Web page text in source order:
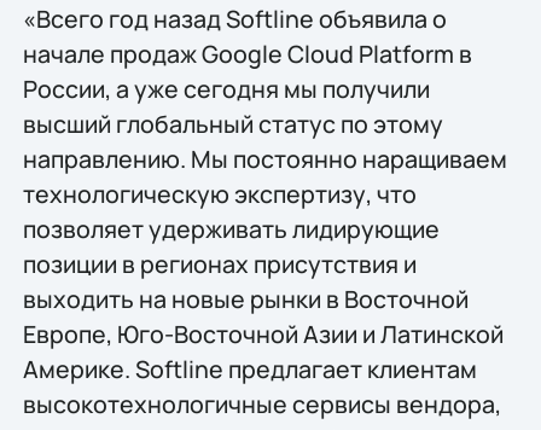
«Всего год назад Softline объявила о
начале продаж Google Cloud Platform в
России, а уже сегодня мы получили
высший глобальный статус по этому
направлению. Мы постоянно наращиваем
технологическую экспертизу, что
позволяет удерживать лидирующие
позиции в регионах присутствия и
выходить на новые рынки в Восточной
Европе, Юго-Восточной Азии и Латинской
Америке. Softline предлагает клиентам
высокотехнологичные сервисы вендора,